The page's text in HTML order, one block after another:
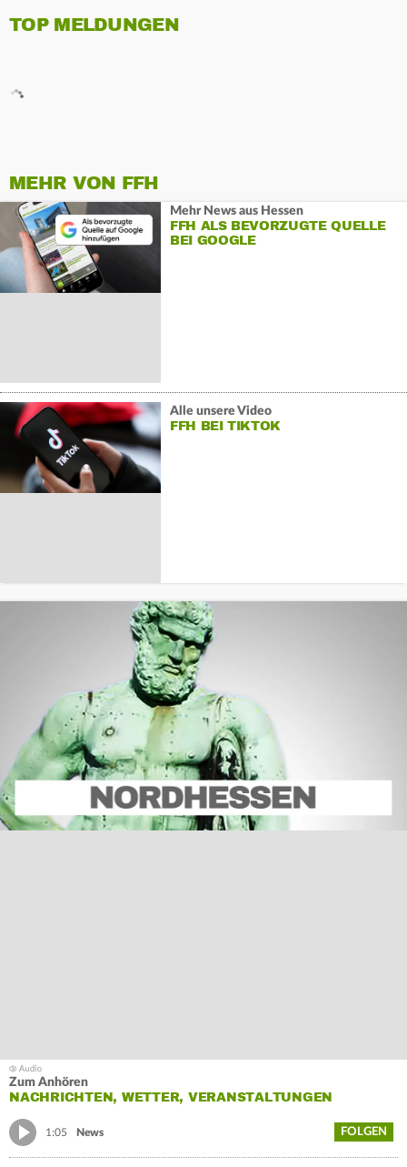
TOP MELDUNGEN
MEHR VON FFH
Mehr News aus Hessen
FFH ALS BEVORZUGTE QUELLE
BEI GOOGLE
Alle unsere Video
FFH BEI TIKTOK
Zum Anhören
NACHRICHTEN, WETTER, VERANSTALTUNGEN
1:05 News FOLGEN